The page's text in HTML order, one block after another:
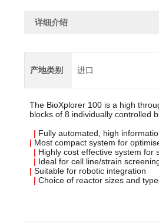
详细介绍
产地类别 进口
The BioXplorer 100 is a high
blocks of 8 individually controlled
| Fully automated, high
| Most compact system for
| Highly cost effective system for
| Ideal for cell line/strain
| Suitable for robotic integration
| Choice of reactor sizes and